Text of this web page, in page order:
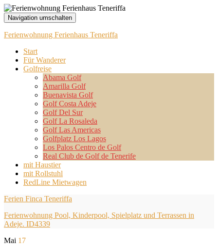
Navigation umschalten
Ferienwohnung Ferienhaus Teneriffa
Start
Für Wanderer
Golfreise
Abama Golf
Amarilla Golf
Buenavista Golf
Golf Costa Adeje
Golf Del Sur
Golf La Rosaleda
Golf Las Americas
Golfplatz Los Lagos
Los Palos Centro de Golf
Real Club de Golf de Tenerife
mit Haustier
mit Rollstuhl
RedLine Mietwagen
Ferien Finca Teneriffa
Ferienwohnung Pool, Kinderpool, Spielplatz und Terrassen in
Adeje. ID4339
Mai 17